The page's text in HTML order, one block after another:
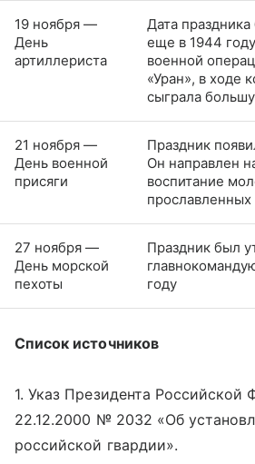
19 ноября —
День
артиллериста
Дата
еще в 1944
военной
«Уран», в ходе
сыграла
21 ноября —
День военной
присяги
Праздник
Он направлен
воспитание
27 ноября —
День морской
пехоты
Праздник был
году
Список источников
1. Указ Президента Российской
22.12.2000 № 2032 «Об
российской гвардии».